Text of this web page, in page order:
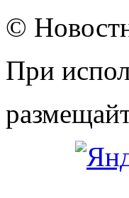
©
При